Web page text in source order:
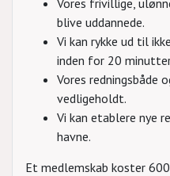
Vores frivillige,
blive uddannede.
Vi kan rykke ud til
inden for 20
Vores redningsbåde
vedligeholdt.
Vi kan etablere nye
havne.
Et medlemskab koster 600